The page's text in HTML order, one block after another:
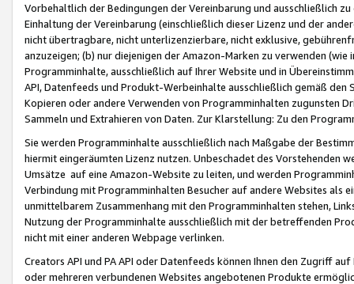
Vorbehaltlich der Bedingungen der Vereinbarung und ausschließlich
Einhaltung der Vereinbarung (einschließlich dieser Lizenz und der
nicht übertragbare, nicht unterlizenzierbare, nicht exklusive,
anzuzeigen; (b) nur diejenigen der Amazon-Marken zu verwenden
Programminhalte, ausschließlich auf Ihrer Website und in
API, Datenfeeds und Produkt-Werbeinhalte ausschließlich gemäß
Kopieren oder andere Verwenden von Programminhalten zugunsten
Sammeln und Extrahieren von Daten. Zur Klarstellung: Zu den
Sie werden Programminhalte ausschließlich nach Maßgabe der
hiermit eingeräumten Lizenz nutzen. Unbeschadet des Vorstehenden
Umsätze auf eine Amazon-Website zu leiten, und werden
Verbindung mit Programminhalten Besucher auf andere Websites als
unmittelbarem Zusammenhang mit den Programminhalten stehen,
Nutzung der Programminhalte ausschließlich mit der betreffenden
nicht mit einer anderen Webpage verlinken.
Creators API und PA API oder Datenfeeds können Ihnen den Zugriff
oder mehreren verbundenen Websites angebotenen Produkte